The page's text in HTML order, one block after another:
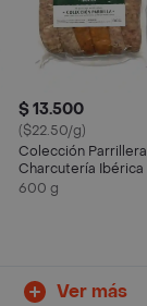
$ 13.500
($22.50/g)
Colección Parrillera
Charcutería Ibérica
600 g
Ver más